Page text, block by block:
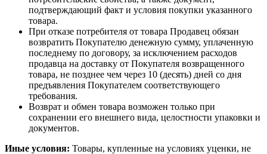
подтверждающий факт и условия покупки указанного
товара.
При отказе потребителя от товара Продавец обязан
возвратить Покупателю денежную сумму, уплаченную
последнему по договору, за исключением расходов
продавца на доставку от Покупателя возвращенного
товара, не позднее чем через 10 (десять) дней со дня
предъявления Покупателем соответствующего
требования.
Возврат и обмен товара возможен только при
сохранении его внешнего вида, целостности упаковки и
документов.
Иные условия: Товары, купленные на условиях уценки, не